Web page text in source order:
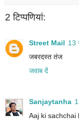
2 टिप्‍पणियां:
Street Mail 13
जबरदस्त तंज
जवाब दें
Sanjaytanha
Aaj ki sachchai